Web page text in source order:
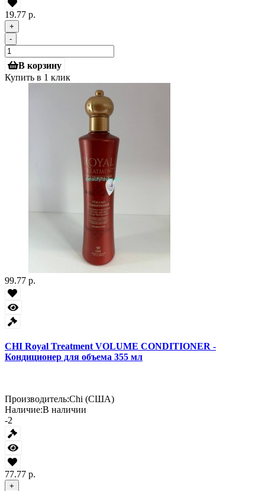
19.77 р.
+
-
В корзину
Купить в 1 клик
99.77 р.
CHI Royal Treatment VOLUME CONDITIONER -
Кондиционер для объема 355 мл
Производитель:Chi (США)
Наличие:В наличии
-2
77.77 р.
+